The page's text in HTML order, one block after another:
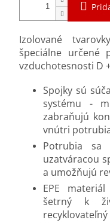
Izolované
špeciálne určené
vzduchotesnosti D
Spojky sú
systému -
zabraňujú
vnútri
Potrubia sa
uzatváracou
a umožňujú
EPE
šetrný k
recyklovateľný